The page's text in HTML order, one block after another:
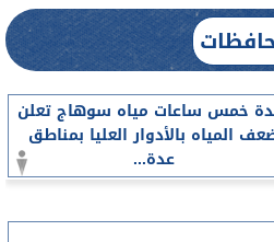
خمس ساعات مياه سوهاج تعلن
المياه بالأدوار العليا بمناطق
عدة...